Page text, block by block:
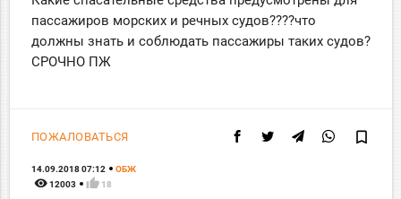
пассажиров морских и речных судов????что
должны знать и соблюдать пассажиры таких судов?
СРОЧНО ПЖ
ПОЖАЛОВАТЬСЯ bookmark_border
14.09.2018 07:12 ОБЖ
remove_red_eye 12003 thumb_up 18